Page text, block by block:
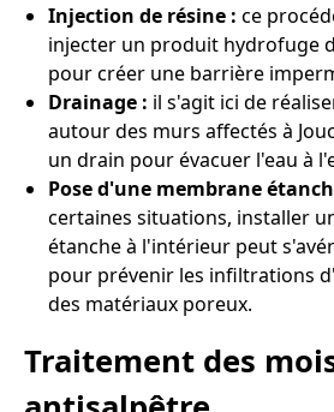
Injection de résine : ce
injecter un produit hydrofuge
pour créer une barrière
Drainage : il s'agit ici de
autour des murs affectés à
un drain pour évacuer l'eau à
Pose d'une membrane
certaines situations, installer
étanche à l'intérieur peut
pour prévenir les infiltrations
des matériaux poreux.
Traitement des